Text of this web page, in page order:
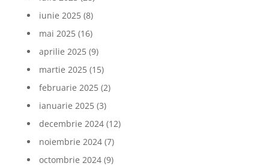
iunie 2025(8)
mai 2025(16)
aprilie 2025(9)
martie 2025(15)
februarie 2025(2)
ianuarie 2025(3)
decembrie 2024(12)
noiembrie 2024(7)
octombrie 2024(9)